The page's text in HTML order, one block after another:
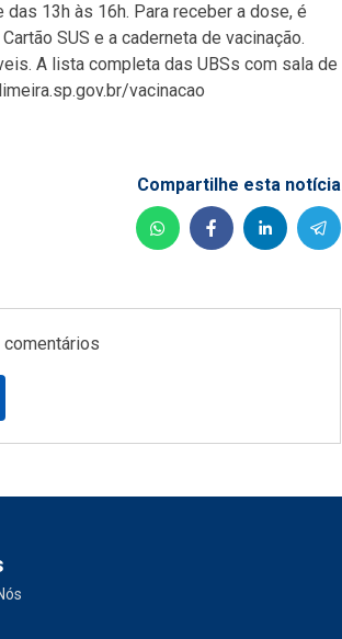
13h às 16h. Para receber a dose, é
SUS e a caderneta de vacinação.
A lista completa das UBSs com sala de
vacinacao
Compartilhe esta notícia
comentários